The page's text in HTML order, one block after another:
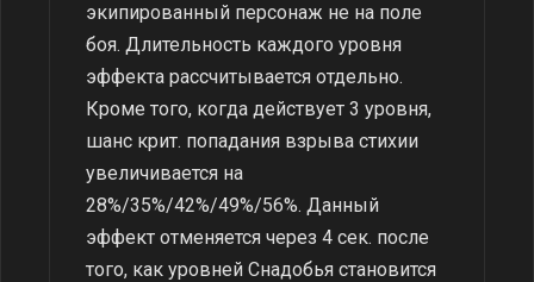
экипированный персонаж не на поле
боя. Длительность каждого уровня
эффекта рассчитывается отдельно.
Кроме того, когда действует 3 уровня,
шанс крит. попадания взрыва стихии
увеличивается на
28%/35%/42%/49%/56%. Данный
эффект отменяется через 4 сек. после
того, как уровней Снадобья становится